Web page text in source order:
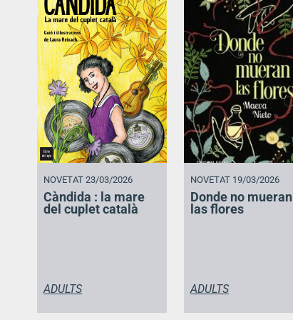
NOVETAT 23/03/2026
Càndida : la mare
del cuplet català
ADULTS
NOVETAT 19/03/2026
Donde no mueran
las flores
ADULTS